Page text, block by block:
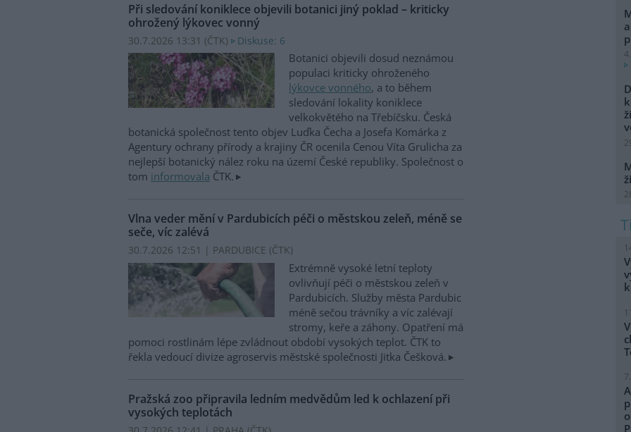
Při sledování koniklece objevili botanici jiný poklad – kriticky
ohrožený lýkovec vonný
30.7.2026 13:31 (ČTK) Diskuse: 6
Botanici objevili dosud neznámou
populaci kriticky ohroženého
lýkovce vonného, a to během
sledování lokality koniklece
velkokvětého na Třebíčsku. Česká
botanická společnost tento objev Luďka Čecha a Josefa Komárka z
Agentury ochrany přírody a krajiny ČR ocenila Cenou Víta Grulicha za
nejlepší botanický nález roku na území České republiky. Společnost o
tom informovala ČTK.
Vlna veder mění v Pardubicích péči o městskou zeleň, méně se
seče, víc zalévá
30.7.2026 12:51 | PARDUBICE (ČTK)
Extrémně vysoké letní teploty
ovlivňují péči o městskou zeleň v
Pardubicích. Služby města Pardubic
méně sečou trávníky a víc zalévají
stromy, keře a záhony. Opatření má
pomoci rostlinám lépe zvládnout období vysokých teplot. ČTK to
řekla vedoucí divize agroservis městské společnosti Jitka Češková.
Pražská zoo připravila ledním medvědům led k ochlazení při
vysokých teplotách